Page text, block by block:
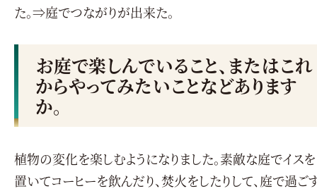
た。⇒庭でつながりが出来た。
お庭で楽しんでいること、またはこれ
からやってみたいことなどあります
か。
植物の変化を楽しむようになりました。素敵な庭でイスを
置いてコーヒーを飲んだり、焚火をしたりして、庭で過ご